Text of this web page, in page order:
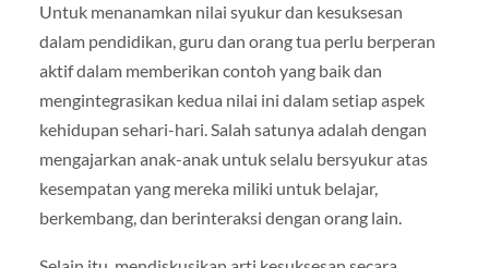
Untuk menanamkan nilai syukur dan kesuksesan
dalam pendidikan, guru dan orang tua perlu berperan
aktif dalam memberikan contoh yang baik dan
mengintegrasikan kedua nilai ini dalam setiap aspek
kehidupan sehari-hari. Salah satunya adalah dengan
mengajarkan anak-anak untuk selalu bersyukur atas
kesempatan yang mereka miliki untuk belajar,
berkembang, dan berinteraksi dengan orang lain.